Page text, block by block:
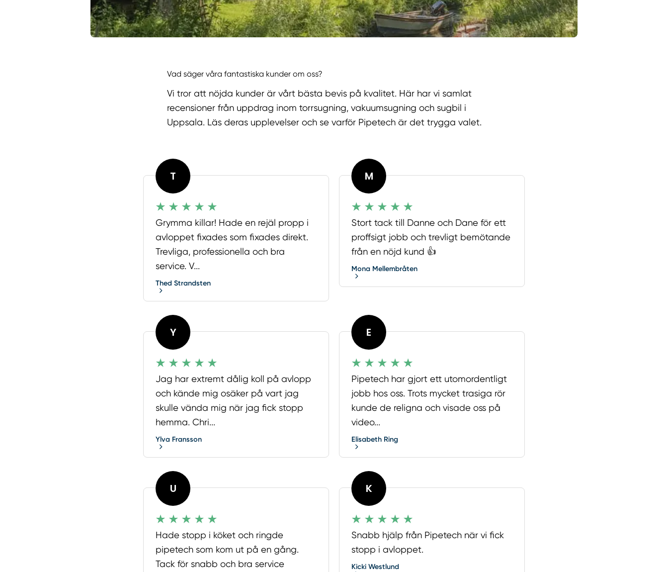
Vad säger våra fantastiska kunder om oss?
Vi tror att nöjda kunder är vårt bästa bevis på kvalitet. Här har vi samlat
recensioner från uppdrag inom torrsugning, vakuumsugning och sugbil i
Uppsala. Läs deras upplevelser och se varför Pipetech är det trygga valet.
T
Grymma killar! Hade en rejäl propp i
avloppet fixades som fixades direkt.
Trevliga, professionella och bra
service. V...
Thed Strandsten
M
Stort tack till Danne och Dane för ett
proffsigt jobb och trevligt bemötande
från en nöjd kund 👍
Mona Mellembråten
Y
Jag har extremt dålig koll på avlopp
och kände mig osäker på vart jag
skulle vända mig när jag fick stopp
hemma. Chri...
Ylva Fransson
E
Pipetech har gjort ett utomordentligt
jobb hos oss. Trots mycket trasiga rör
kunde de religna och visade oss på
video...
Elisabeth Ring
U
Hade stopp i köket och ringde
pipetech som kom ut på en gång.
Tack för snabb och bra service
K
Snabb hjälp från Pipetech när vi fick
stopp i avloppet.
Kicki Westlund